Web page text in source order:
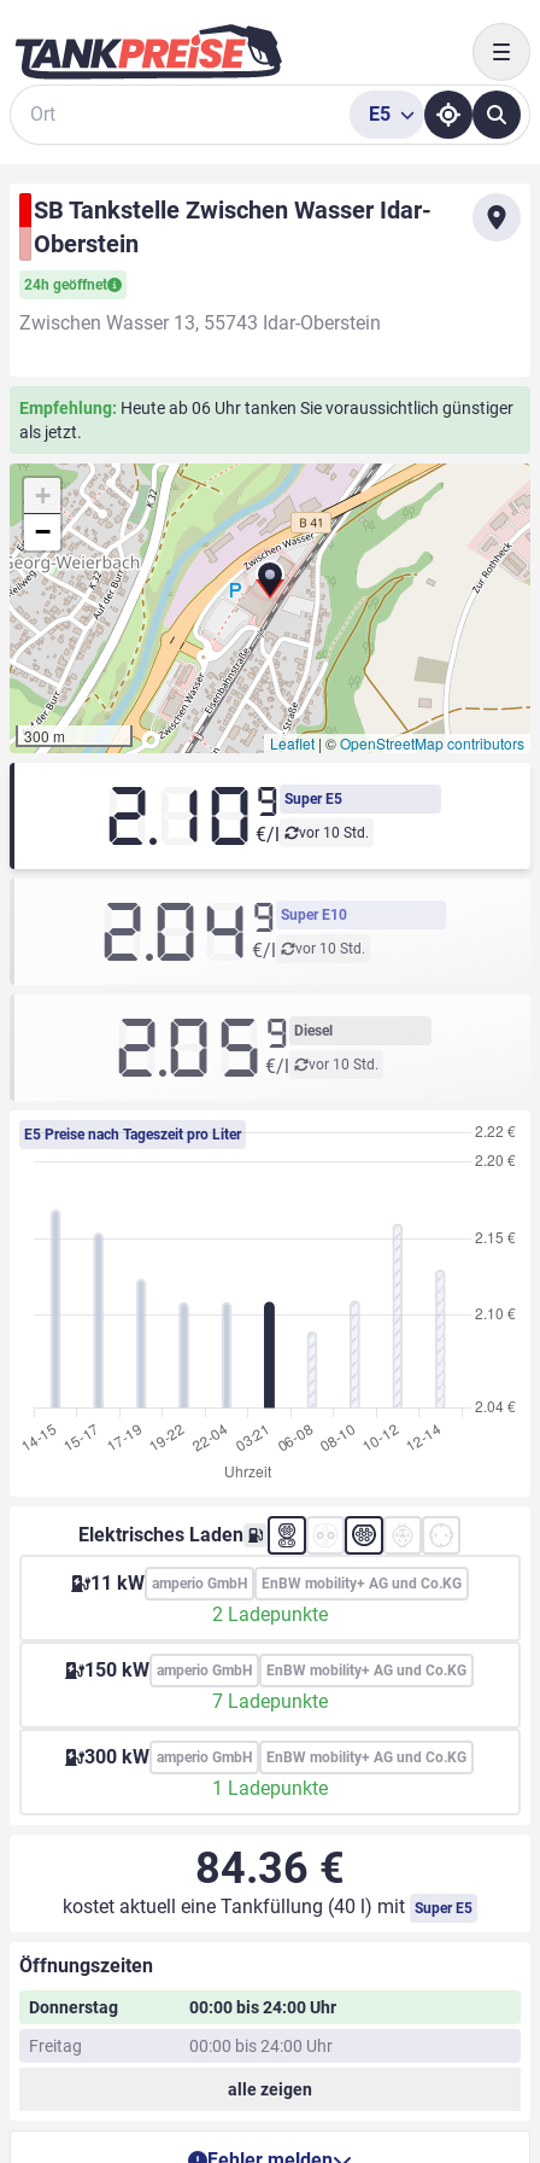
Suche
E5
SB Tankstelle Zwischen Wasser Idar-
Oberstein
24h geöffnet
Zwischen Wasser 13, 55743 Idar-Oberstein
Empfehlung: Heute ab 06 Uhr tanken Sie voraussichtlich günstiger
als jetzt.
+
−
300 m Leaflet | ©OpenStreetMap contributors
Super E5
vor 10 Std.
2.109
€/l
Super E10
vor 10 Std.
2.04 9
€/l
Diesel
vor 10 Std.
2.059
€/l
E5 Preise nach Tageszeit pro Liter
Elektrisches Laden
11 kW amperio GmbH EnBW mobility+ AG und Co.KG
2 Ladepunkte
150 kW amperio GmbH EnBW mobility+ AG und Co.KG
7 Ladepunkte
300 kW amperio GmbH EnBW mobility+ AG und Co.KG
1 Ladepunkte
84.36 €
kostet aktuell eine Tankfüllung (40 l) mit Super E5
Öffnungszeiten
Donnerstag
00:00 bis 24:00 Uhr
Freitag
00:00 bis 24:00 Uhr
alle zeigen